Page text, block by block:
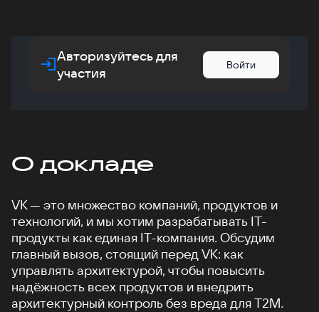
Авторизуйтесь для
участия
Войти
О докладе
VK — это множество компаний, продуктов и
технологий, и мы хотим разрабатывать IT-
продукты как единая IT-компания. Обсудим
главный вызов, стоящий перед VK: как
управлять архитектурой, чтобы повысить
надёжность всех продуктов и внедрить
архитектурный контроль без вреда для T2M.